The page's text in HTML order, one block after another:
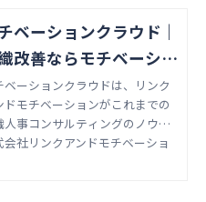
ベーションクラウド｜
改善ならモチベーショ
ラウド
ベーションクラウドは、リンク
ドモチベーションがこれまでの
人事コンサルティングのノウハ
もとに開発した国内初の組織改
ラウドです。組織のモノサシ
会社リンクアンドモチベーショ